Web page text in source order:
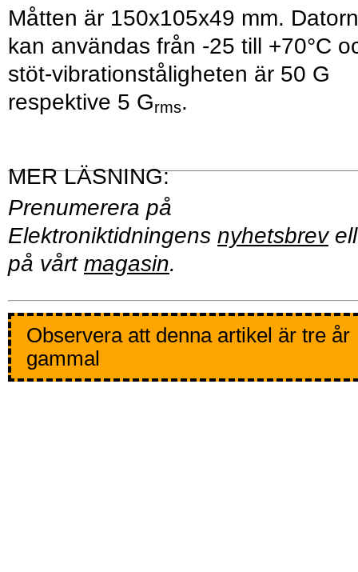
Måtten är 150x105x49 mm. Datorn
kan användas från -25 till +70°C
stöt-vibrationståligheten är 50 G
respektive 5 Grms.
Prenumerera på
Elektroniktidningens nyhetsbrev
på vårt magasin.
Observera att denna artikel är tre år
gammal